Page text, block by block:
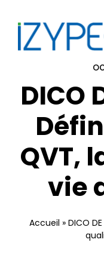
contenu
Vos besoins
Nos clients
DICO
QVT,
vie
Accueil » DICO